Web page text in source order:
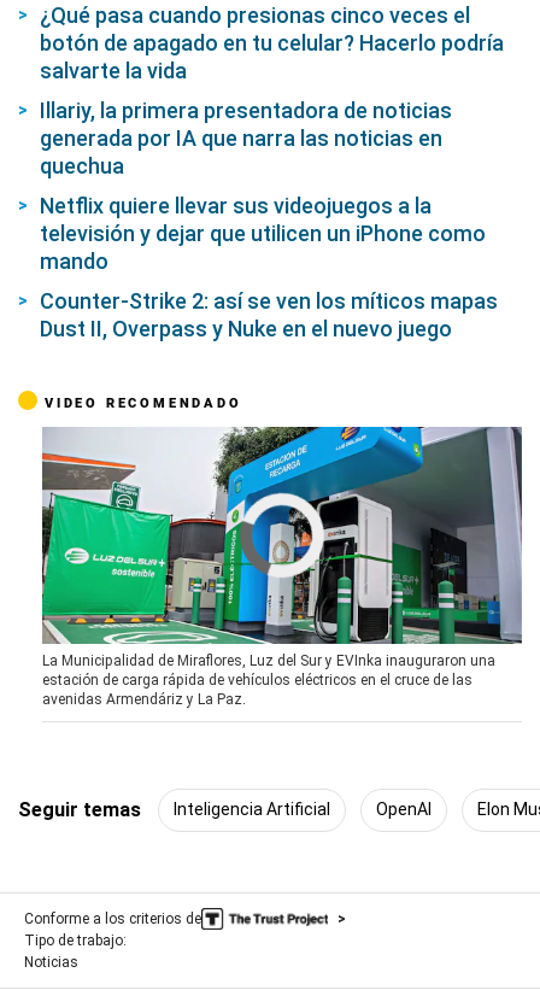
¿Qué pasa cuando presionas cinco veces el
botón de apagado en tu celular? Hacerlo podría
salvarte la vida
Illariy, la primera presentadora de noticias
generada por IA que narra las noticias en
quechua
Netflix quiere llevar sus videojuegos a la
televisión y dejar que utilicen un iPhone como
mando
Counter-Strike 2: así se ven los míticos mapas
Dust II, Overpass y Nuke en el nuevo juego
VIDEO RECOMENDADO
La Municipalidad de Miraflores, Luz del Sur y EVInka inauguraron una
estación de carga rápida de vehículos eléctricos en el cruce de las
avenidas Armendáriz y La Paz.
Seguir temas Inteligencia Artificial OpenAI Elon
Conforme a los criterios de
Tipo de trabajo:
Noticias